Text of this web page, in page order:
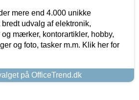
mere end 4.000 unikke
udvalg af elektronik,
mærker, kontorartikler, hobby,
og foto, tasker m.m. Klik her for
på OfficeTrend.dk